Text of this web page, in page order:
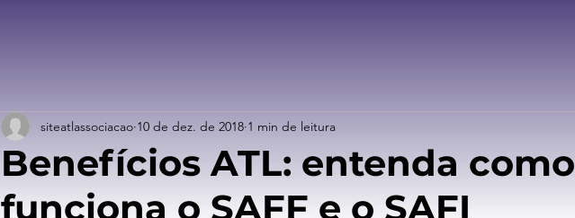
Benefícios ATL: entenda como
funciona o SAFF e o SAFI
siteatlassociacao 10 de dez. de 2018 1 min de leitura